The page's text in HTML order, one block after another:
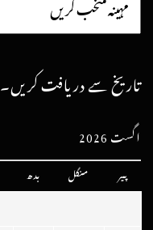
تاریخ سے دریافت کریں۔
اگست 2026
پیر منگل بدھ